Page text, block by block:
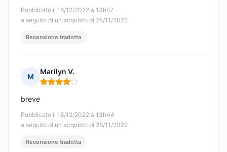
Pubblicato il 18/12/2022 à 13h57
a seguito di un acquisto di 25/11/2022
Recensione tradotta
M
Marilyn V.
Nota: 4 su 5
Pubblicato il 18/12/2022 à 13h44
a seguito di un acquisto di 26/11/2022
breve
Recensione tradotta